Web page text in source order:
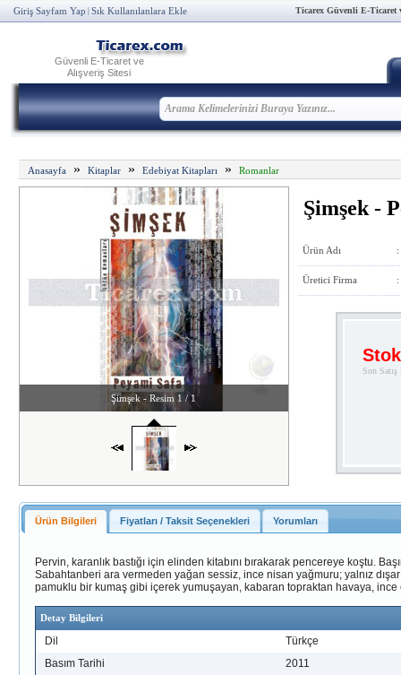
Giriş Sayfam Yap Sık Kullanılanlara Ekle Ticarex Güvenli E-Ticaret
Güvenli E-Ticaret ve
Alışveriş Sitesi
Anasayfa» Kitaplar» Edebiyat Kitapları » Romanlar
Şimşek - Resim 1 / 1
Şimşek -
Ürün Adı :
Üretici Firma :
Son
Ürün Bilgileri Fiyatları / Taksit Seçenekleri Yorumları
Pervin, karanlık bastığı için elinden kitabını bırakarak pencereye koştu.
Sabahtanberi ara vermeden yağan sessiz, ince nisan yağmuru; yalnız
pamuklu bir kumaş gibi içerek yumuşayan, kabaran topraktan havaya,
Detay Bilgileri
Dil
Türkçe
Basım Tarihi
2011